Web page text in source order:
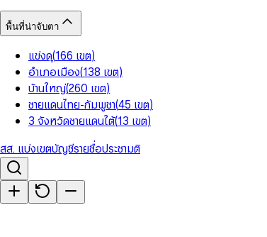
พื้นที่น่าจับตา
แข่งดุ(166 เขต)
อำเภอเมือง(138 เขต)
บ้านใหญ่(260 เขต)
ชายแดนไทย-กัมพูชา(45 เขต)
3 จังหวัดชายแดนใต้(13 เขต)
สส. แบ่งเขตบัญชีรายชื่อประชามติ